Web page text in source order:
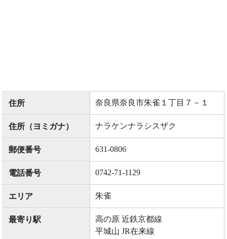
住所 奈良県奈良市朱雀１丁目７－１
住所（ヨミガナ） ナラケンナラシスザク
郵便番号 631-0806
電話番号 0742-71-1129
エリア 朱雀
最寄り駅
高の原 近鉄京都線
平城山 JR在来線